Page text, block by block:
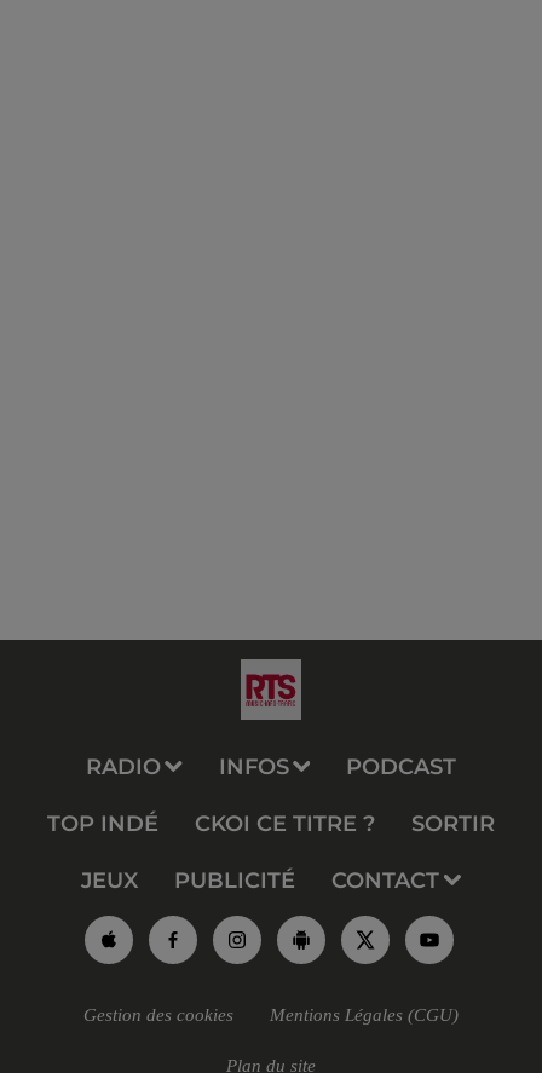
RADIO INFOS PODCAST
TOP INDÉ CKOI CE TITRE ? SORTIR
JEUX PUBLICITÉ CONTACT
Gestion des cookies Mentions Légales (CGU)
Plan du site